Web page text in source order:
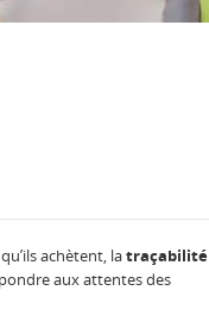
achètent, latraçabilité
aux attentes des